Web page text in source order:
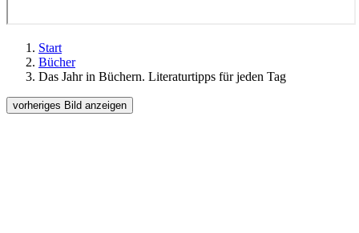
Start
Bücher
Das Jahr in Büchern. Literaturtipps für jeden Tag
vorheriges Bild anzeigen